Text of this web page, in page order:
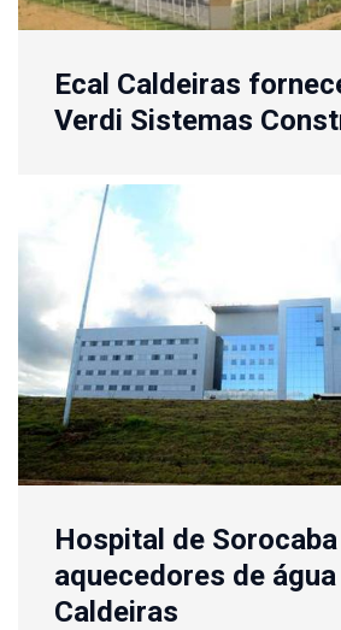
Ecal Caldeiras
Verdi Sistemas
Hospital de
aquecedores de
Caldeiras